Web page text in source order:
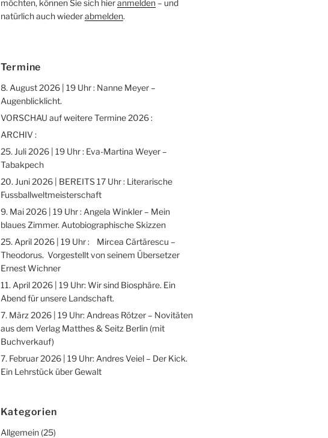
möchten, können Sie sich hieranmelden– und
natürlich auch wiederabmelden.
Termine
8. August 2026 | 19 Uhr : Nanne Meyer –
Augenblicklicht.
VORSCHAU auf weitere Termine 2026 :
ARCHIV :
25. Juli 2026 | 19 Uhr : Eva-Martina Weyer –
Tabakpech
20. Juni 2026 | BEREITS 17 Uhr : Literarische
Fussballweltmeisterschaft
9. Mai 2026 | 19 Uhr : Angela Winkler – Mein
blaues Zimmer. Autobiographische Skizzen
25. April 2026 | 19 Uhr : Mircea Cărtărescu –
Theodorus. Vorgestellt von seinem Übersetzer
Ernest Wichner
11. April 2026 | 19 Uhr: Wir sind Biosphäre. Ein
Abend für unsere Landschaft.
7. März 2026 | 19 Uhr: Andreas Rötzer – Novitäten
aus dem Verlag Matthes & Seitz Berlin (mit
Buchverkauf)
7. Februar 2026 | 19 Uhr: Andres Veiel – Der Kick.
Ein Lehrstück über Gewalt
Kategorien
Allgemein(25)